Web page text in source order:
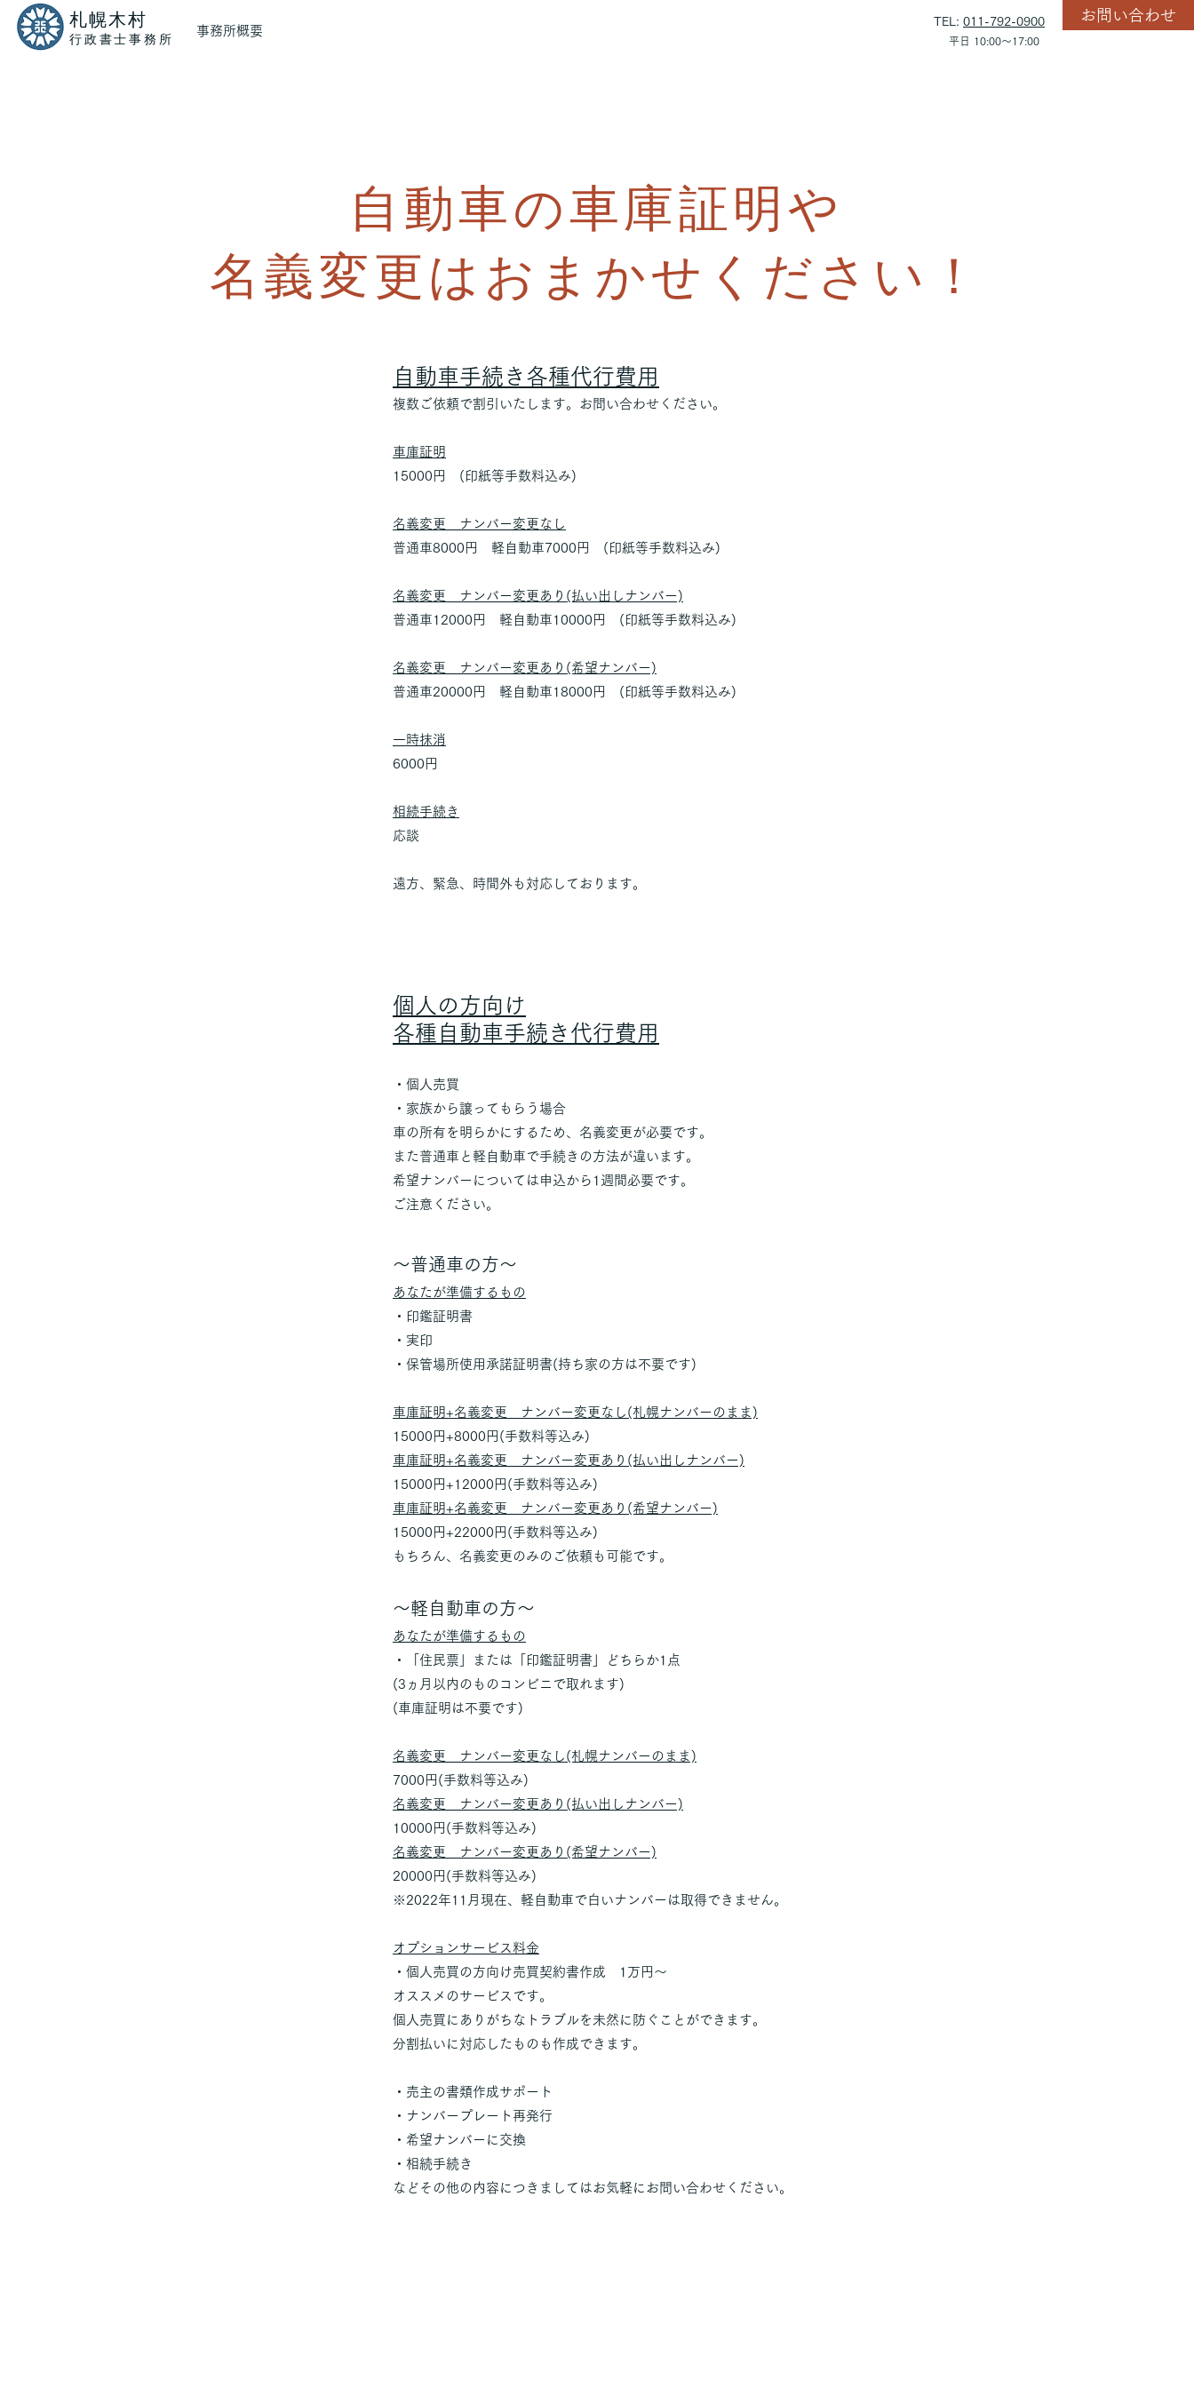
​札幌木村
​行政書士事務所
事務所概要
TEL: 011-792-0900
平日 10:00～17:00
お問い合わせ
自動車の車庫証明や
​名義変更はおまかせください！
自動車手続き各種代行費用
複数ご依頼で割引いたします。お問い合わせください。
車庫証明
15000円 (印紙等手数料込み)
名義変更 ナンバー変更なし
普通車8000円 軽自動車7000円 (印紙等手数料込み)
名義変更 ナンバー変更あり(払い出しナンバー)
普通車12000円 軽自動車10000円 (印紙等手数料込み)
名義変更 ナンバー変更あり(希望ナンバー)
普通車20000円 軽自動車18000円 (印紙等手数料込み)
一時抹消
6000円
相続手続き
応談
遠方、緊急、時間外も対応しております。
個人の方向け
各種自動車手続き代行費用
・個人売買
・家族から譲ってもらう場合
車の所有を明らかにするため、名義変更が必要です。
また普通車と軽自動車で手続きの方法が違います。
​希望ナンバーについては申込から1週間必要です。
​ご注意ください。
～普通車の方～
あなたが準備するもの
・印鑑証明書
・実印
・保管場所使用承諾証明書(持ち家の方は不要です)
車庫証明+名義変更 ナンバー変更なし(札幌ナンバーのまま)
15000円+8000円(手数料等込み)
車庫証明+名義変更 ナンバー変更あり(払い出しナンバー)
15000円+12000円(手数料等込み)
車庫証明+名義変更 ナンバー変更あり(希望ナンバー)
15000円+22000円(手数料等込み)
もちろん、名義変更のみのご依頼も可能です。
～軽自動車の方～
あなたが準備するもの
・「住民票」または「印鑑証明書」どちらか1点
(3ヵ月以内のものコンビニで取れます)
(車庫証明は不要です)
名義変更 ナンバー変更なし(札幌ナンバーのまま)
7000円(手数料等込み)
名義変更 ナンバー変更あり(払い出しナンバー)
10000円(手数料等込み)
名義変更 ナンバー変更あり(希望ナンバー)
20000円(手数料等込み)
※2022年11月現在、軽自動車で白いナンバーは取得できません。
オプションサービス料金
・個人売買の方向け売買契約書作成 1万円～
オススメのサービスです。
個人売買にありがちなトラブルを未然に防ぐことができます。
分割払いに対応したものも作成できます。
・売主の書類作成サポート
・ナンバープレート再発行
・希望ナンバーに交換
・相続手続き
などその他の内容につきましてはお気軽にお問い合わせください。